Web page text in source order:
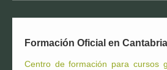
Formación Oficial en
Centro de formación para cursos